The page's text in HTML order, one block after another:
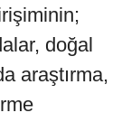
doğal
araştırma,